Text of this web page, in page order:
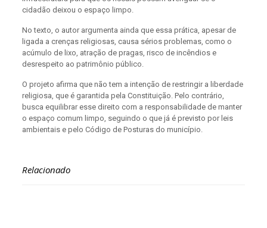
cidadão deixou o espaço limpo.
No texto, o autor argumenta ainda que essa prática, apesar de
ligada a crenças religiosas, causa sérios problemas, como o
acúmulo de lixo, atração de pragas, risco de incêndios e
desrespeito ao patrimônio público.
O projeto afirma que não tem a intenção de restringir a liberdade
religiosa, que é garantida pela Constituição. Pelo contrário,
busca equilibrar esse direito com a responsabilidade de manter
o espaço comum limpo, seguindo o que já é previsto por leis
ambientais e pelo Código de Posturas do município.
Relacionado